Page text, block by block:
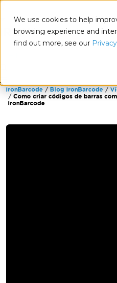
We use cookies to help
browsing experience and
find out more, see our
Ir para o conteúdo do rodapé
IronBarcode Blog IronBarcode
Como criar códigos de barras
IronBarcode